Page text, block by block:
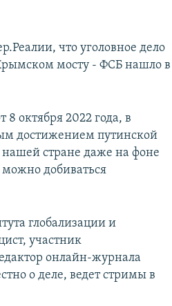
что уголовное дело
мосту - ФСБ нашло в
8 октября 2022 года, в
достижением путинской
нашей стране даже на фоне
можно добиваться
глобализации и
участник
онлайн-журнала
о деле, ведет стримы в